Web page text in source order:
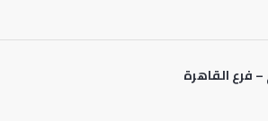
فرع القاهرة